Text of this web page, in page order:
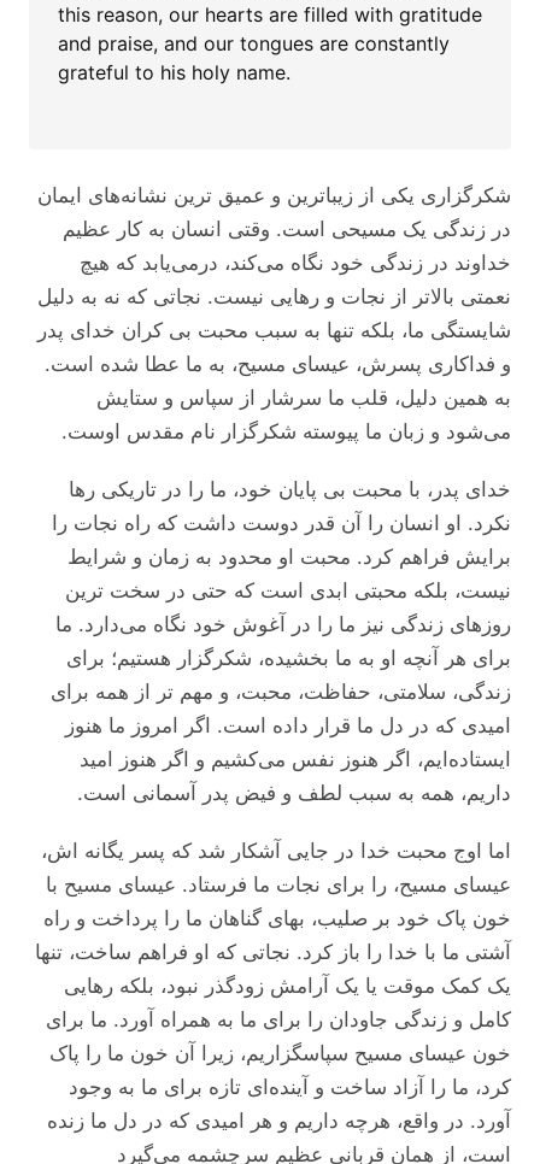
this reason, our hearts are filled with gratitude
and praise, and our tongues are constantly
grateful to his holy name.
شکرگزاری یکی از زیباترین و عمیق ‌ترین نشانه‌های ایمان
در زندگی یک مسیحی است. وقتی انسان به کار عظیم
خداوند در زندگی خود نگاه می‌‌‌کند، درمی‌یابد که هیچ
نعمتی بالاتر از نجات و رهایی نیست. نجاتی که نه به دلیل
شایستگی ما، بلکه تنها به سبب محبت بی ‌کران خدای پدر
و فداکاری پسرش، عیسای مسیح، به ما عطا شده است.
به همین دلیل، قلب ما سرشار از سپاس و ستایش
می‌‌‌شود و زبان ما پیوسته شکرگزار نام مقدس اوست.
خدای پدر، با محبت بی ‌پایان خود، ما را در تاریکی رها
نکرد. او انسان را آن ‌قدر دوست داشت که راه نجات را
برایش فراهم کرد. محبت او محدود به زمان و شرایط
نیست، بلکه محبتی ابدی است که حتی در سخت‌ ترین
روزهای زندگی نیز ما را در آغوش خود نگاه می‌‌‌دارد. ما
برای هر آنچه او به ما بخشیده، شکرگزار هستیم؛ برای
زندگی، سلامتی، حفاظت، محبت، و مهم‌ تر از همه برای
امیدی که در دل ما قرار داده است. اگر امروز ما هنوز
ایستاده‌ایم، اگر هنوز نفس می‌‌‌کشیم و اگر هنوز امید
داریم، همه به سبب لطف و فیض پدر آسمانی است.
اما اوج محبت خدا در جایی آشکار شد که پسر یگانه ‌اش،
عیسای مسیح، را برای نجات ما فرستاد. عیسای مسیح با
خون پاک خود بر صلیب، بهای گناهان ما را پرداخت و راه
آشتی ما با خدا را باز کرد. نجاتی که او فراهم ساخت، تنها
یک کمک موقت یا یک آرامش زودگذر نبود، بلکه رهایی
کامل و زندگی جاودان را برای ما به همراه آورد. ما برای
خون عیسای مسیح سپاسگزاریم، زیرا آن خون ما را پاک
کرد، ما را آزاد ساخت و آینده‌ای تازه برای ما به وجود
آورد. در واقع، هرچه داریم و هر امیدی که در دل ما زنده
است، از همان قربانی عظیم سرچشمه می‌‌‌گیرد